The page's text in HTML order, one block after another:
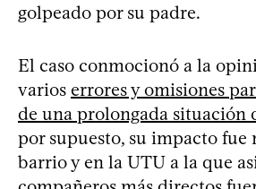
golpeado por su padre.
El caso conmocionó a la
varios errores y omisiones
de una prolongada situación
por supuesto, su impacto fue
barrio y en la UTU a la que